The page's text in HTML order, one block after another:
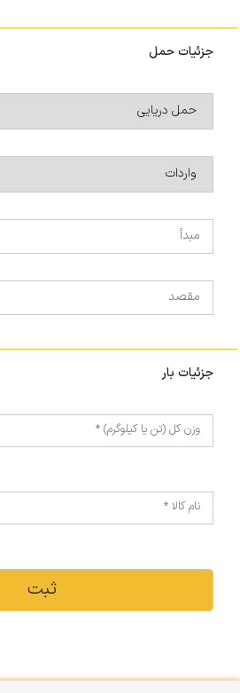
جزئیات حمل
جزئیات بار
ثبت